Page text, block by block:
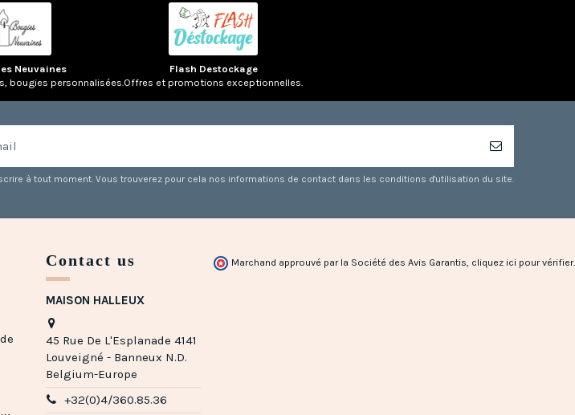
Neuvaines
bougies personnalisées.
Flash Destockage
Offres et promotions exceptionnelles.
à tout moment. Vous trouverez pour cela nos informations de contact dans les conditions d'utilisation du site.
Contact us
MAISON HALLEUX
45 Rue De L'Esplanade 4141
Louveigné - Banneux N.D.
Belgium-Europe
+32(0)4/360.85.36
Marchand approuvé par la Société des Avis Garantis, cliquez ici pour vérifier.